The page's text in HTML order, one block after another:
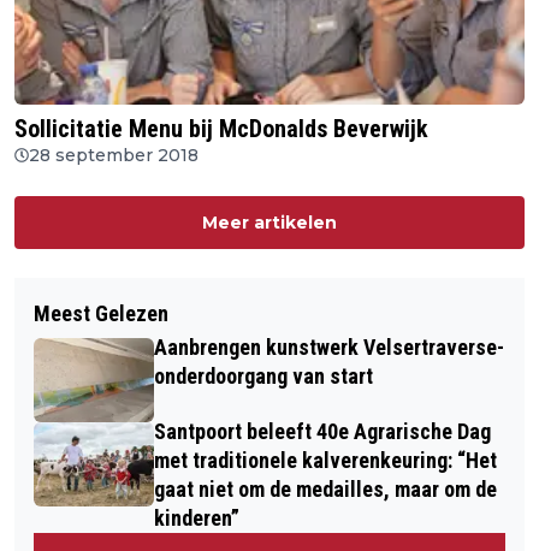
Sollicitatie Menu bij McDonalds Beverwijk
28 september 2018
Meer artikelen
Meest Gelezen
Aanbrengen kunstwerk Velsertraverse-
onderdoorgang van start
Santpoort beleeft 40e Agrarische Dag
met traditionele kalverenkeuring: “Het
gaat niet om de medailles, maar om de
kinderen”